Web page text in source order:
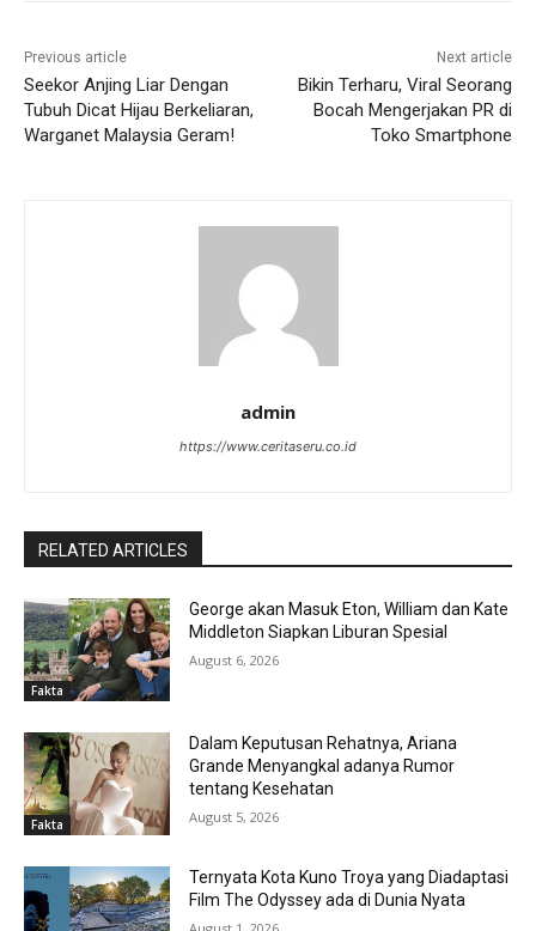
Previous article
Seekor Anjing Liar Dengan
Tubuh Dicat Hijau Berkeliaran,
Warganet Malaysia Geram!
Next article
Bikin Terharu, Viral Seorang
Bocah Mengerjakan PR di
Toko Smartphone
admin
https://www.ceritaseru.co.id
RELATED ARTICLES
Fakta
George akan Masuk Eton, William dan Kate
Middleton Siapkan Liburan Spesial
August 6, 2026
Fakta
Dalam Keputusan Rehatnya, Ariana
Grande Menyangkal adanya Rumor
tentang Kesehatan
August 5, 2026
Ternyata Kota Kuno Troya yang Diadaptasi
Film The Odyssey ada di Dunia Nyata